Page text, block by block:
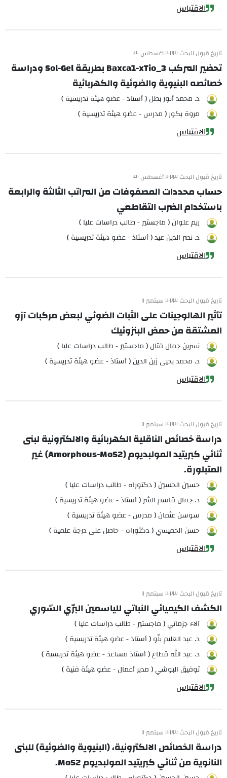
الاقتباس
تاريخ قبول البحث ٢٠٢٣ أغسطس ٣٠
تحضير المركب Baxca1-xTio_3 بطريقة Sol-Gel ودراسة
خصائصه البنيوية والضوئية والكهربائية
د. محمد أنور بطل ( أستاذ - عضو هيئة تدريسية )
مروة بكور ( مدرس - عضو هيئة تدريسية )
الاقتباس
تاريخ قبول البحث ٢٠٢٣ أغسطس ٣٠
حساب محددات المصفوفات من المراتب الثالثة والرابعة
باستخدام الضرب التقاطعي
ريم علوان ( ماجستير - طالب دراسات عليا )
د. نصر الدين عيد ( أستاذ - عضو هيئة تدريسية )
الاقتباس
تاريخ قبول البحث ٢٠٢٣ سبتمبر ١١
تأثير الهالوجينات على الثبات الضوئي لبعض مركبات آزو
المشتقة من حمض البنزوئيك
نسرين جمال فتال ( ماجستير - طالب دراسات عليا )
د. محمد يحيى زين الدين ( أستاذ - عضو هيئة تدريسية )
الاقتباس
تاريخ قبول البحث ٢٠٢٣ سبتمبر ١١
دراسة خصائص الناقلية الكهربائية والالكترونية لبنى
ثنائي كبريتيد المولبديوم (Amorphous-MoS2) غير
المتبلورة.
حسين الحسين ( دكتوراه - طالب دراسات عليا )
د. جمال قاسم الشر ( أستاذ - عضو هيئة تدريسية )
سوسن عثمان ( مدرس - عضو هيئة تدريسية )
حسن الخميسي ( دكتوراه - حاصل على درجة علمية )
الاقتباس
تاريخ قبول البحث ٢٠٢٣ سبتمبر ١١
الكشف الكيميائي النباتي للياسمين البرّي السّوري
آلاء جزماتي ( ماجستير - طالب دراسات عليا )
د. عبد العليم بلّو ( أستاذ - عضو هيئة تدريسية )
د. عبد الله قطاع ( أستاذ مساعد - عضو هيئة تدريسية )
توفيق البوشي ( مدير أعمال - عضو هيئة فنية )
الاقتباس
تاريخ قبول البحث ٢٠٢٣ سبتمبر ١١
دراسة الخصائص الالكترونية، (البنيوية والضوئية) للبنى
النانوية من ثنائي كبريتيد المولبديوم MoS2.